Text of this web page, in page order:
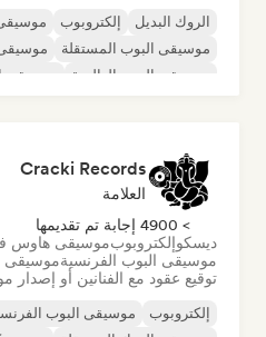
الروك البديل إلكتروبوب
موسيقى البوب المستقلة
موسيقى البوب العالمية
موسيقى
Cracki Records
العلامة
> 4900 إجابة تم تقديمها
ديسكوإلكتروبوبموسيقى هاوس
موسيقى البوب الفرنسيةموسيقى
توقيع عقود مع الفنانين أو إصدار
إلكتروبوب موسيقى البوب